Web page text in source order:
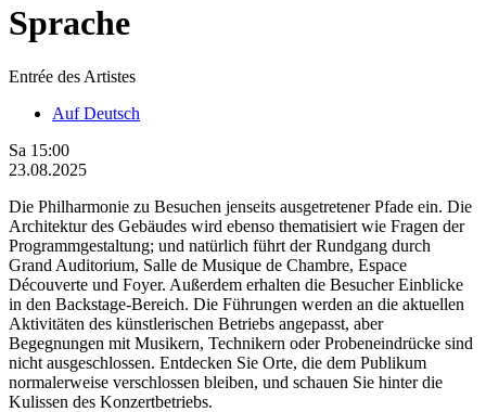
Sprache
Entrée des Artistes
Auf Deutsch
Sa 15:00
23.08.2025
Die Philharmonie zu Besuchen jenseits ausgetretener Pfade ein. Die
Architektur des Gebäudes wird ebenso thematisiert wie Fragen der
Programmgestaltung; und natürlich führt der Rundgang durch
Grand Auditorium, Salle de Musique de Chambre, Espace
Découverte und Foyer. Außerdem erhalten die Besucher Einblicke
in den Backstage-Bereich. Die Führungen werden an die aktuellen
Aktivitäten des künstlerischen Betriebs angepasst, aber
Begegnungen mit Musikern, Technikern oder Probeneindrücke sind
nicht ausgeschlossen. Entdecken Sie Orte, die dem Publikum
normalerweise verschlossen bleiben, und schauen Sie hinter die
Kulissen des Konzertbetriebs.